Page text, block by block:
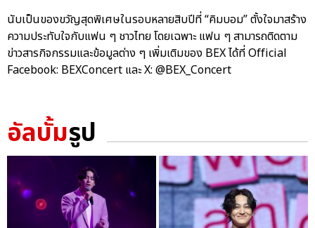
นับเป็นของขวัญสุดพิเศษในรอบหลายสิบปีที่ “คิมบอม” ตั้งใจมาสร้าง
ความประทับใจกับแฟน ๆ ชาวไทย โดยเฉพาะ แฟน ๆ สามารถติดตาม
ข่าวสารกิจกรรมและข้อมูลต่าง ๆ เพิ่มเติมของ BEX ได้ที่ Official
Facebook: BEXConcert และ X: @BEX_Concert
อัลบั้มรูป